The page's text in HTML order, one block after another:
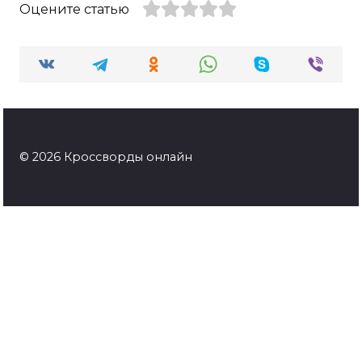
Оцените статью
© 2026 Кроссворды онлайн